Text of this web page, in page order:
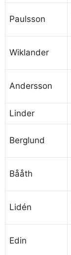
Paulsson
Wiklander
Andersson
Linder
Berglund
Bååth
Lidén
Edin